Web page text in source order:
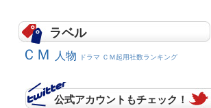
ラベル
ＣＭ 人物 ドラマ ＣＭ起用社数ランキング
公式アカウントもチェック！